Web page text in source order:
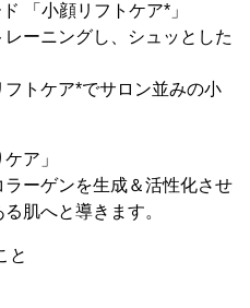
「小顔リフトケア*」
ーニングし、シュッとした
トケア*でサロン並みの小
ア」
ーゲンを生成＆活性化させ
肌へと導きます。
と